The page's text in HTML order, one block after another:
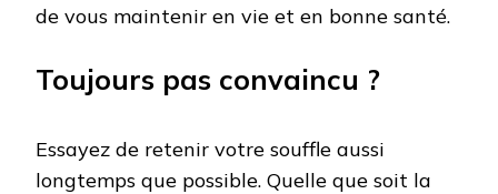
de vous maintenir en vie et en bonne santé.
Toujours pas convaincu ?
Essayez de retenir votre souffle aussi
longtemps que possible. Quelle que soit la